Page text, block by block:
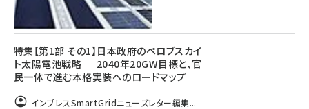
特集【第1部 その1】日本政府のペロブスカイ
ト太陽電池戦略 ― 2040年20GW目標と、官
民一体で進む本格実装へのロードマップ ―
インプレスSmartGridニューズレター編集...